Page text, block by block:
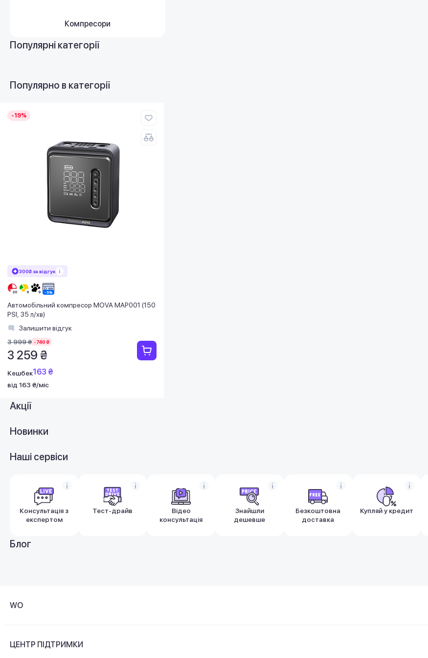
Компресори
Популярні категорії
Популярно в категорії
-19%
300₴ за відгук
Автомобільний компресор MOVA MAP001 (150
PSI, 35 л/хв)
Залишити відгук
3 999 ₴ -740 ₴
3 259 ₴
Кешбек163 ₴
від 163 ₴/міс
Акції
Новинки
Наші сервіси
Консультація з
експертом
Тест-драйв
Відео
консультація
Знайшли
дешевше
Безкоштовна
доставка
Купляй у кредит
Блог
WO
ЦЕНТР ПІДТРИМКИ